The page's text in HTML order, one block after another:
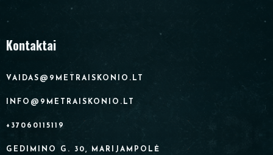
Kontaktai
VAIDAS@9METRAISKONIO.LT
INFO@9METRAISKONIO.LT
+37060115119
GEDIMINO G. 30, MARIJAMPOLĖ